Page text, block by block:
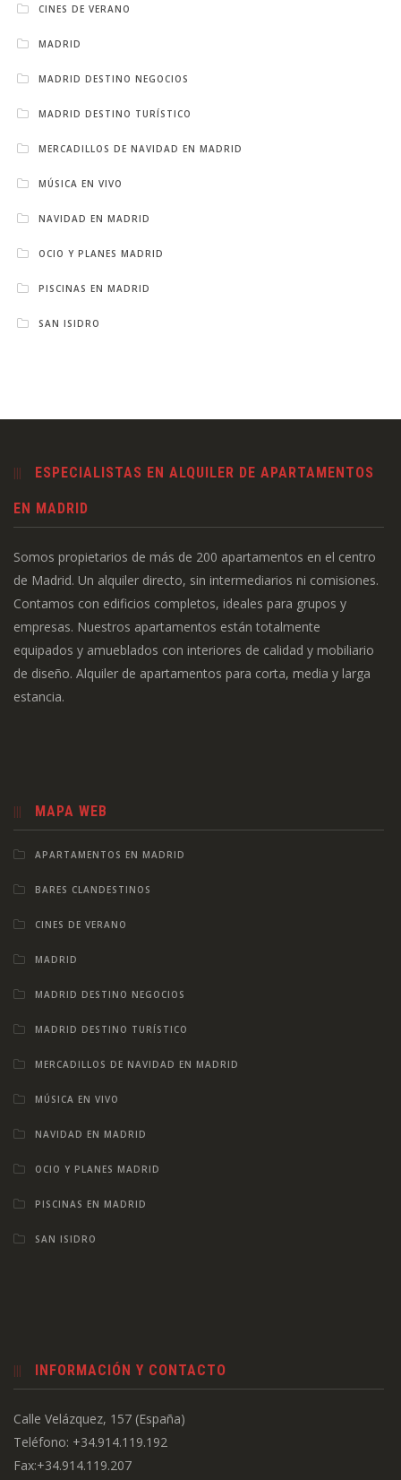
CINES DE VERANO
MADRID
MADRID DESTINO NEGOCIOS
MADRID DESTINO TURÍSTICO
MERCADILLOS DE NAVIDAD EN MADRID
MÚSICA EN VIVO
NAVIDAD EN MADRID
OCIO Y PLANES MADRID
PISCINAS EN MADRID
SAN ISIDRO
ESPECIALISTAS EN ALQUILER DE APARTAMENTOS
EN MADRID
Somos propietarios de más de 200 apartamentos en el centro
de Madrid. Un alquiler directo, sin intermediarios ni comisiones.
Contamos con edificios completos, ideales para grupos y
empresas. Nuestros apartamentos están totalmente
equipados y amueblados con interiores de calidad y mobiliario
de diseño. Alquiler de apartamentos para corta, media y larga
estancia.
MAPA WEB
APARTAMENTOS EN MADRID
BARES CLANDESTINOS
CINES DE VERANO
MADRID
MADRID DESTINO NEGOCIOS
MADRID DESTINO TURÍSTICO
MERCADILLOS DE NAVIDAD EN MADRID
MÚSICA EN VIVO
NAVIDAD EN MADRID
OCIO Y PLANES MADRID
PISCINAS EN MADRID
SAN ISIDRO
INFORMACIÓN Y CONTACTO
Calle Velázquez, 157 (España)
Teléfono: +34.914.119.192
Fax:+34.914.119.207